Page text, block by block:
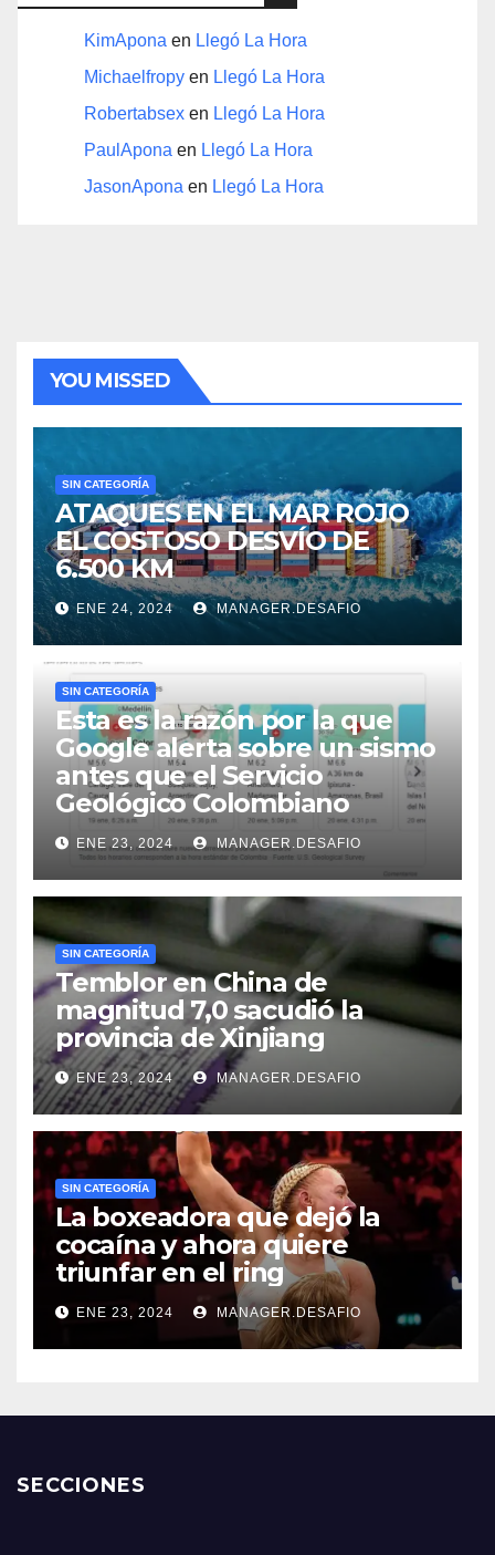
KimApona en Llegó La Hora
Michaelfropy en Llegó La Hora
Robertabsex en Llegó La Hora
PaulApona en Llegó La Hora
JasonApona en Llegó La Hora
YOU MISSED
SIN CATEGORÍA
ATAQUES EN EL MAR ROJO
EL COSTOSO DESVÍO DE
6.500 KM
ENE 24, 2024 MANAGER.DESAFIO
SIN CATEGORÍA
Esta es la razón por la que
Google alerta sobre un sismo
antes que el Servicio
Geológico Colombiano
ENE 23, 2024 MANAGER.DESAFIO
SIN CATEGORÍA
Temblor en China de
magnitud 7,0 sacudió la
provincia de Xinjiang
ENE 23, 2024 MANAGER.DESAFIO
SIN CATEGORÍA
La boxeadora que dejó la
cocaína y ahora quiere
triunfar en el ring​
ENE 23, 2024 MANAGER.DESAFIO
SECCIONES